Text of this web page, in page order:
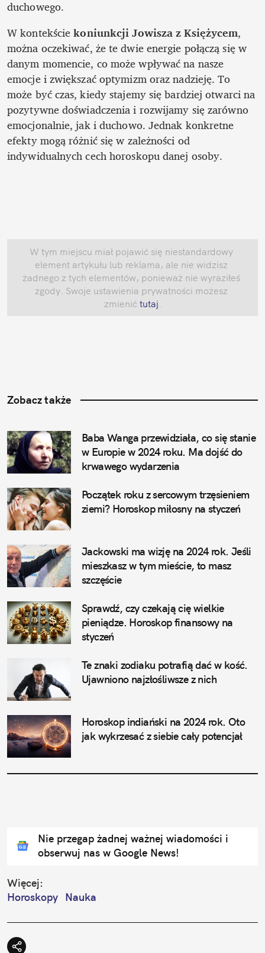
duchowego.
W kontekście koniunkcji Jowisza z Księżycem,
można oczekiwać, że te dwie energie połączą się w
danym momencie, co może wpływać na nasze
emocje i zwiększać optymizm oraz nadzieję. To
może być czas, kiedy stajemy się bardziej otwarci na
pozytywne doświadczenia i rozwijamy się zarówno
emocjonalnie, jak i duchowo. Jednak konkretne
efekty mogą różnić się w zależności od
indywidualnych cech horoskopu danej osoby.
W tym miejscu miał pojawić się niestandardowy
element artykułu lub reklama, ale nie widzisz
żadnego z tych elementów, ponieważ nie wyraziłeś
zgody. Swoje ustawienia prywatności możesz
zmienić tutaj
Zobacz także
Baba Wanga przewidziała, co się stanie
w Europie w 2024 roku. Ma dojść do
krwawego wydarzenia
Początek roku z sercowym trzęsieniem
ziemi? Horoskop miłosny na styczeń
Jackowski ma wizję na 2024 rok. Jeśli
mieszkasz w tym mieście, to masz
szczęście
Sprawdź, czy czekają cię wielkie
pieniądze. Horoskop finansowy na
styczeń
Te znaki zodiaku potrafią dać w kość.
Ujawniono najzłośliwsze z nich
Horoskop indiański na 2024 rok. Oto
jak wykrzesać z siebie cały potencjał
Nie przegap żadnej ważnej wiadomości i
obserwuj nas w Google News!
Więcej:
Horoskopy Nauka